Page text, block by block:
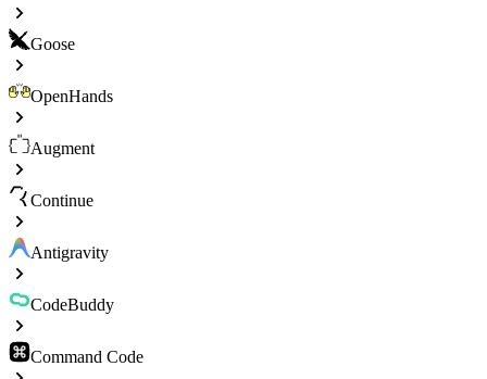
Goose
OpenHands
Augment
Continue
Antigravity
CodeBuddy
Command Code